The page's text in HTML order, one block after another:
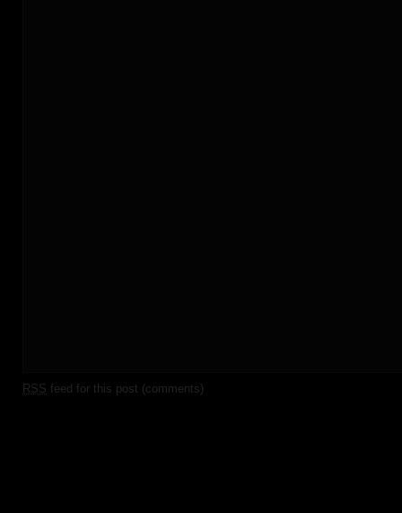
RSS feed for this post (comments)